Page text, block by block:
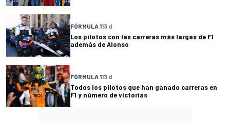
FÓRMULA 113 d
Los pilotos con las carreras más largas de F1
además de Alonso
FÓRMULA 113 d
Todos los pilotos que han ganado carreras en
F1 y número de victorias